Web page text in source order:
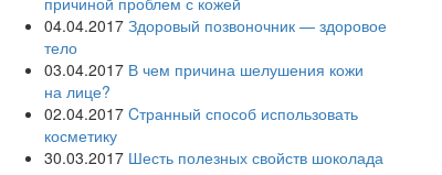
04.04.2017 Здоровый позвоночник — здоровое
тело
03.04.2017 В чем причина шелушения кожи
на лице?
02.04.2017 Cтранный способ использовать
косметику
30.03.2017 Шесть полезных свойств шоколада